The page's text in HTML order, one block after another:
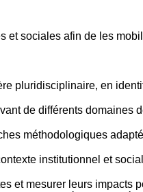
et sociales afin de les
pluridisciplinaire, en
de différents domaines
méthodologiques
institutionnel et
et mesurer leurs impacts